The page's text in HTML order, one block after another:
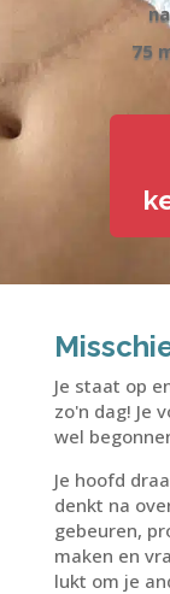
75
Je staat op
zo'n dag! Je
wel
Je hoofd
denkt na
gebeuren,
maken en
lukt om je